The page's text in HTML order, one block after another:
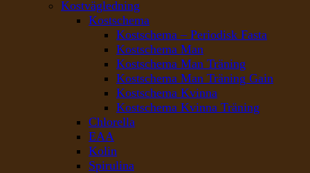
Kostvägledning
Kostschema
Kostschema – Periodisk Fasta
Kostschema Man
Kostschema Man Träning
Kostschema Man Träning Gain
Kostschema Kvinna
Kostschema Kvinna Träning
Chlorella
EAA
Kolin
Spirulina